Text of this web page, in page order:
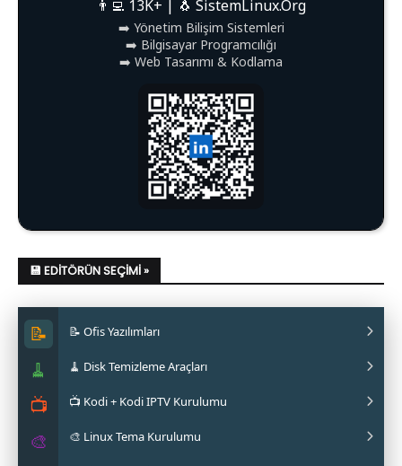
👨‍💻 13K+ | 🐧 SistemLinux.Org
➡️ Yönetim Bilişim Sistemleri
➡️ Bilgisayar Programcılığı
➡️ Web Tasarımı & Kodlama
💾 EDITÖRÜN SEÇIMI »
📝
🧹
📺
🎨
📝 Ofis Yazılımları
✔ LibreOffice Nasıl Kurulur?
✔ WPS Office Nasıl Kurulur?
✔ Softmaker FreeOffice Nasıl Kurulur?
🧹 Disk Temizleme Araçları
✔ Stacer Nedir? Nasıl Kurulur?
✔ Ubuntu Cleaner Nasıl Kurulur?
📺 Kodi + Kodi IPTV Kurulumu
✔ Kodi IPTV Nasıl Kurulur?
🎨 Linux Tema Kurulumu